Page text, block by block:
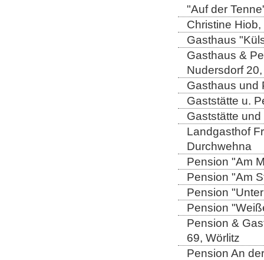
"Auf der
Christine
Gasthaus
Gasthaus &
Nudersdorf
Gasthaus und
Gaststätte u.
Gaststätte
Landgasthof
Durchwehna
Pension "Am
Pension "Am
Pension
Pension
Pension &
69, Wörlitz
Pension An